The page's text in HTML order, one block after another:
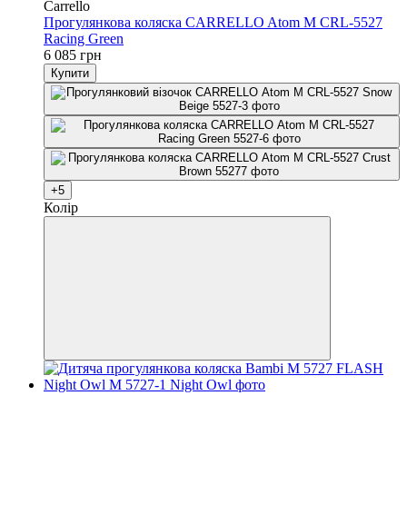
Carrello
Прогулянкова коляска CARRELLO Atom M CRL-5527
Racing Green
6 085 грн
Купити
+5
Колір